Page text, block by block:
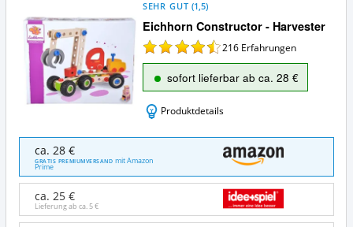
Eichhorn Constructor - Harvester
SEHR GUT (1,5)
216 Erfahrungen
sofort lieferbar ab ca. 28 €
Produktdetails
Eichhorn
Constructor
-
Harvester
Angebote:
Wo
ca. 28 €
GRATIS PREMIUMVERSAND mit Amazon
Prime
ca. 25 €
Lieferung ab ca.5 €